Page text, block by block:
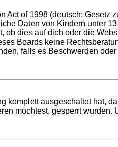
Act of 1998 (deutsch:
Daten von Kindern unter
dies auf dich oder die
Boards keine
falls es Beschwerden
komplett ausgeschaltet hat,
möchtest, gesperrt